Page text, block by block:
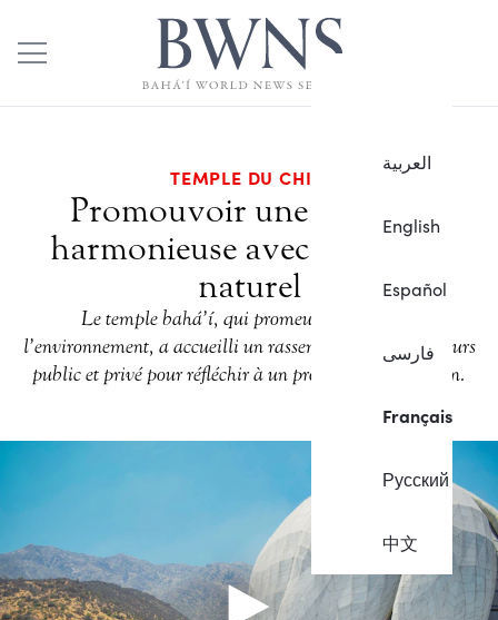
العربية
English
Español
فارسی
Français
Русский
中文
TEMPLE DU CHILI
Promouvoir une relation
harmonieuse avec le monde
naturel
Le temple bahá’í, qui promeut la gestion de
l’environnement, a accueilli un rassemblement des secteurs
public et privé pour réfléchir à un projet de conservation.